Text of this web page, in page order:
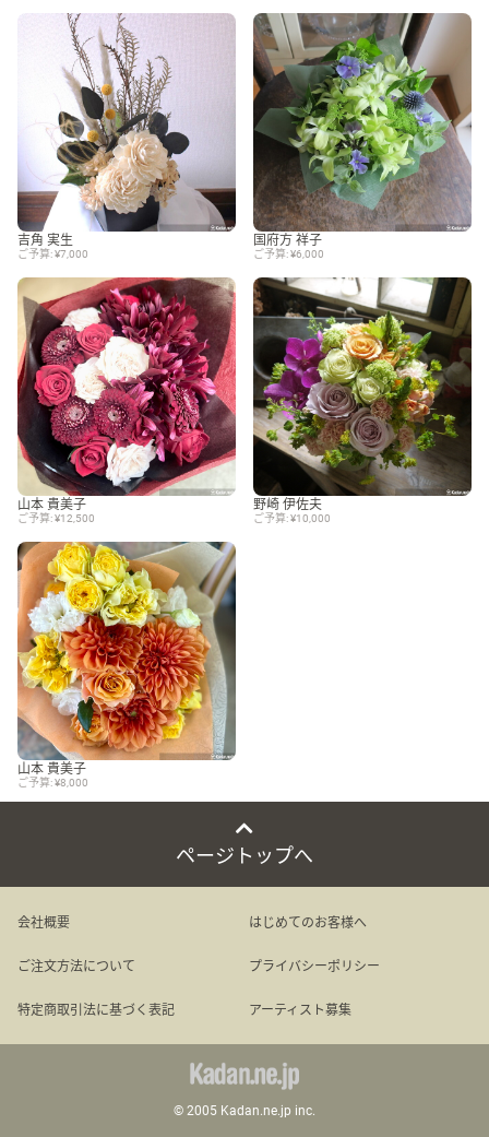
吉角 実生
ご予算: ¥7,000
国府方 祥子
ご予算: ¥6,000
山本 貴美子
ご予算: ¥12,500
野崎 伊佐夫
ご予算: ¥10,000
山本 貴美子
ご予算: ¥8,000
ページトップへ
会社概要 はじめてのお客様へ
ご注文方法について プライバシーポリシー
特定商取引法に基づく表記 アーティスト募集
© 2005 Kadan.ne.jp inc.